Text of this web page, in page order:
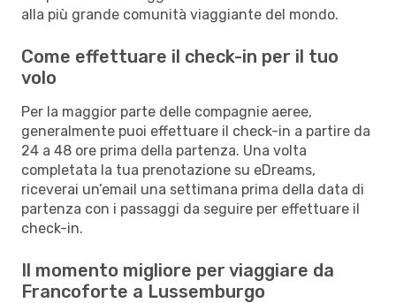
alla più grande comunità viaggiante del mondo.
Come effettuare il check-in per il tuo
volo
Per la maggior parte delle compagnie aeree,
generalmente puoi effettuare il check-in a partire da
24 a 48 ore prima della partenza. Una volta
completata la tua prenotazione su eDreams,
riceverai un’email una settimana prima della data di
partenza con i passaggi da seguire per effettuare il
check-in.
Il momento migliore per viaggiare da
Francoforte a Lussemburgo